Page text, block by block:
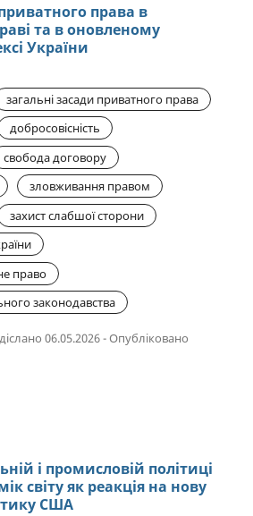
права в
та в оновленому
України
загальні засади приватного права
добросовісність
свобода договору
зловживання правом
захист слабшої сторони
право
законодавства
06.05.2026 - Опубліковано
і промисловій політиці
світу як реакція на нову
США